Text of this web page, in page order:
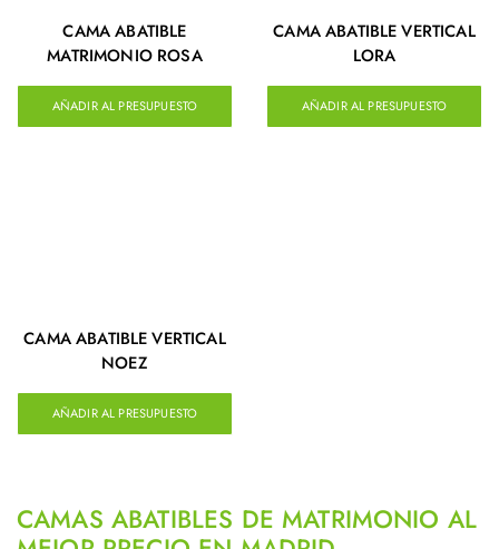
CAMA ABATIBLE
MATRIMONIO ROSA
AÑADIR AL PRESUPUESTO
CAMA ABATIBLE VERTICAL
LORA
AÑADIR AL PRESUPUESTO
CAMA ABATIBLE VERTICAL
NOEZ
AÑADIR AL PRESUPUESTO
CAMAS ABATIBLES DE MATRIMONIO AL